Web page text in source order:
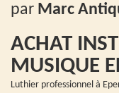
par Marc
ACHAT
MUSIQUE
Luthier professionnel à